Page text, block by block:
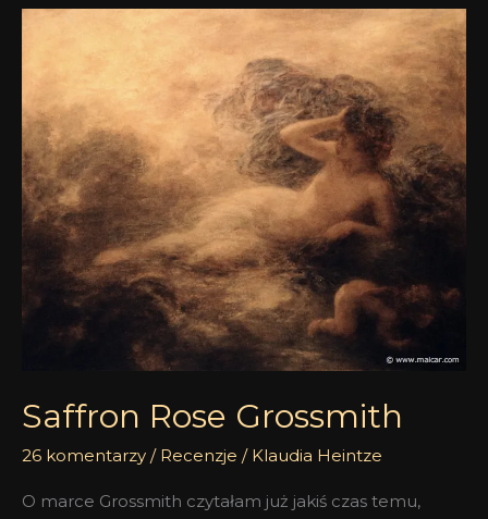
Saffron Rose Grossmith
26 komentarzy / Recenzje / Klaudia Heintze
O marce Grossmith czytałam już jakiś czas temu,
Saffron